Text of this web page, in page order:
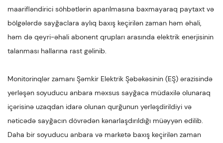
maarifləndirici söhbətlərin aparılmasına baxmayaraq paytaxt və
bölgələrdə sayğaclara aylıq baxış keçirilən zaman həm əhali,
həm də qeyri-əhali abonent qrupları arasında elektrik enerjisinin
talanması hallarına rast gəlinib.
Monitorinqlər zamanı Şəmkir Elektrik Şəbəkəsinin (EŞ) ərazisində
yerləşən soyuducu anbara məxsus sayğaca müdaxilə olunaraq
içərisinə uzaqdan idarə olunan qurğunun yerləşdirildiyi və
nəticədə sayğacın dövrədən kənarlaşdırıldığı müəyyən edilib.
Daha bir soyuducu anbara və marketə baxış keçirilən zaman